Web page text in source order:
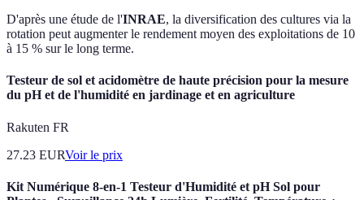
D'après une étude de l'INRAE, la diversification des cultures via la
rotation peut augmenter le rendement moyen des exploitations de 10
à 15 % sur le long terme.
Testeur de sol et acidomètre de haute précision pour la mesure
du pH et de l'humidité en jardinage et en agriculture
Rakuten FR
27.23 EURVoir le prix
Kit Numérique 8-en-1 Testeur d'Humidité et pH Sol pour